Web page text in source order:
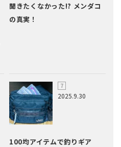
聞きたくなかった!? メンダコ
の真実！
2025.9.30
100均アイテムで釣りギア